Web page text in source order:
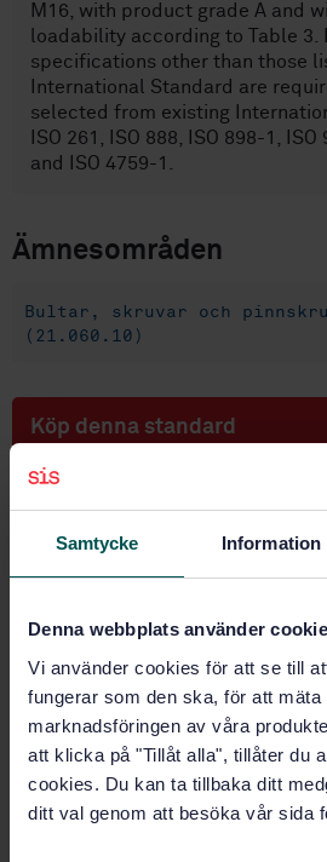
Samtycke Information
Denna webbplats använder
Vi använder cookies för att se till
fungerar som den ska, för att
marknadsföringen av våra
att klicka på "Tillåt alla", tillåter du
cookies. Du kan ta tillbaka ditt
ditt val genom att besöka vår sida
M16, with product grade A and
loadability according to Table 3.
specifications other than those
International Standard are
selected from existing
ISO 261, ISO 888, ISO 898-1, ISO
and ISO 4759-1.
Ämnesområden
Bultar, skruvar och
(21.060.10)
Köp denna standard
STANDARD
Fästelement - Skruvar med
Sexkanthålsskruvar (ISO 7380-
Prenumerera på
PDF